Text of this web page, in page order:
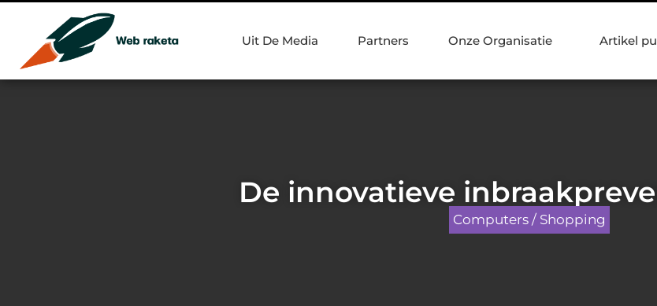
Uit De Media Partners Onze Organisatie Artikel
De innovatieve
Computers / Shopping